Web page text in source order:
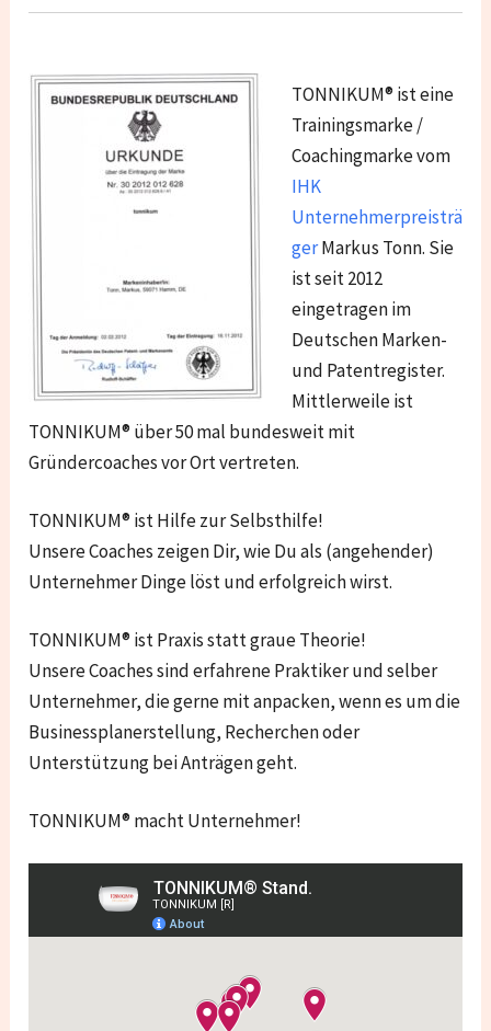
TONNIKUM® ist eine
Trainingsmarke /
Coachingmarke vom
IHK
Unternehmerpreisträ
gerMarkus Tonn. Sie
ist seit 2012
eingetragen im
Deutschen Marken-
und Patentregister.
Mittlerweile ist
TONNIKUM® über 50 mal bundesweit mit
Gründercoaches vor Ort vertreten.
TONNIKUM® ist Hilfe zur Selbsthilfe!
Unsere Coaches zeigen Dir, wie Du als (angehender)
Unternehmer Dinge löst und erfolgreich wirst.
TONNIKUM® ist Praxis statt graue Theorie!
Unsere Coaches sind erfahrene Praktiker und selber
Unternehmer, die gerne mit anpacken, wenn es um die
Businessplanerstellung, Recherchen oder
Unterstützung bei Anträgen geht.
TONNIKUM® macht Unternehmer!